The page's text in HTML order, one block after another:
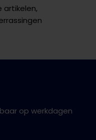
artikelen,
op werkdagen